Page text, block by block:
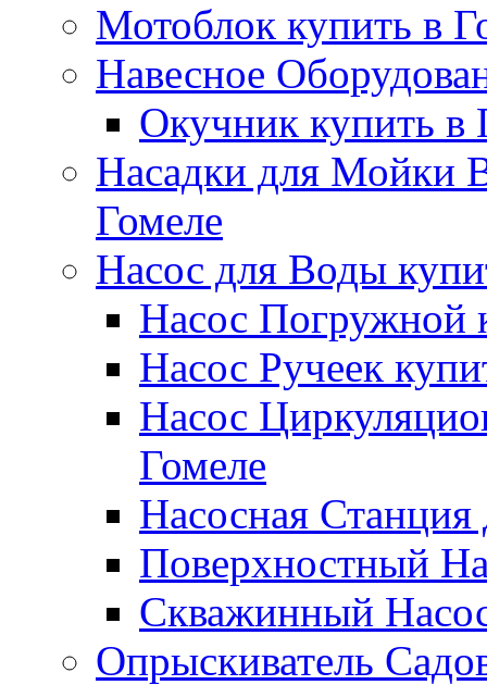
Мотоблок купить в
Навесное
Окучник купить в
Насадки для Мойки
Гомеле
Насос для Воды
Насос Погружной
Насос Ручеек
Насос
Гомеле
Насосная
Поверхностный
Скважинный
Опрыскиватель